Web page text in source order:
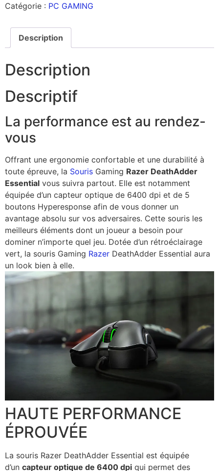
Catégorie : PC GAMING
Description
Description
Descriptif
La performance est au rendez-
vous
Offrant une ergonomie confortable et une durabilité à
toute épreuve, la Souris Gaming Razer DeathAdder
Essential vous suivra partout. Elle est notamment
équipée d’un capteur optique de 6400 dpi et de 5
boutons Hyperesponse afin de vous donner un
avantage absolu sur vos adversaires. Cette souris les
meilleurs éléments dont un joueur a besoin pour
dominer n’importe quel jeu. Dotée d’un rétroéclairage
vert, la souris Gaming Razer DeathAdder Essential aura
un look bien à elle.
HAUTE PERFORMANCE
ÉPROUVÉE
La souris Razer DeathAdder Essential est équipée
d’un capteur optique de 6400 dpi qui permet des